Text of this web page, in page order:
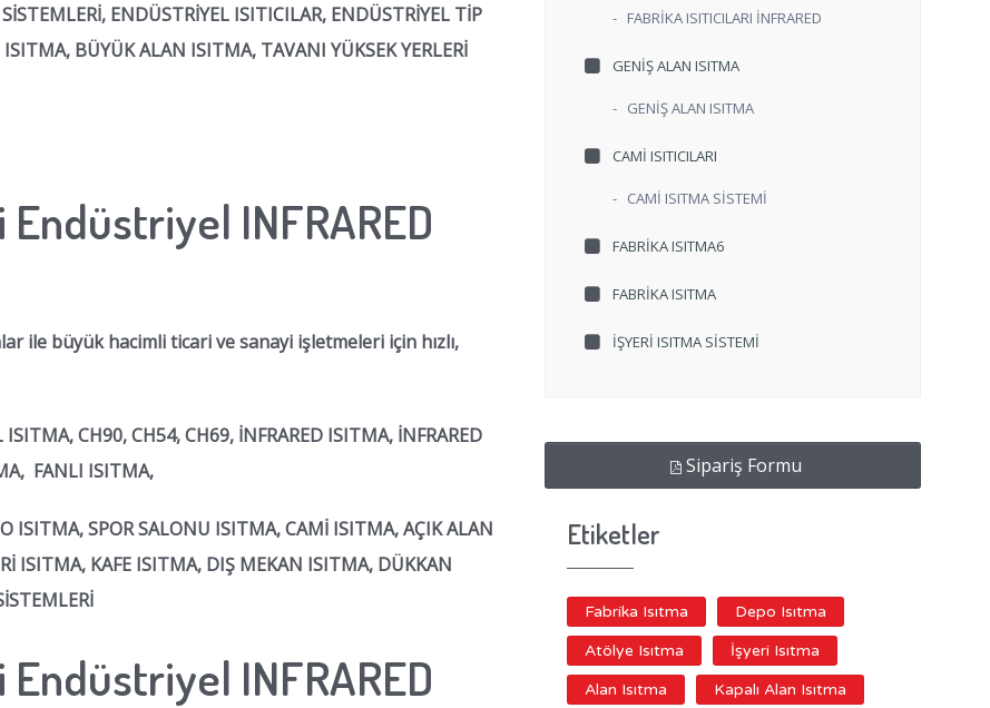
ENDÜSTRİYEL ISITICILAR, ENDÜSTRİYEL TİP
BÜYÜK ALAN ISITMA, TAVANI YÜKSEK YERLERİ
Endüstriyel INFRARED
ile büyük hacimli ticari ve sanayi işletmeleri için hızlı,
CH90, CH54, CH69, İNFRARED ISITMA, İNFRARED
FANLI ISITMA,
ISITMA, SPOR SALONU ISITMA, CAMİ ISITMA, AÇIK ALAN
ISITMA, KAFE ISITMA, DIŞ MEKAN ISITMA, DÜKKAN
Endüstriyel INFRARED
- FABRİKA ISITICILARI İNFRARED
GENİŞ ALAN ISITMA
- GENİŞ ALAN ISITMA
CAMI ISITICILARI
- CAMİ ISITMA SİSTEMİ
FABRIKA ISITMA6
FABRIKA ISITMA
İŞYERI ISITMA SISTEMI
Sipariş Formu
Etiketler
Fabrika Isıtma Depo Isıtma
Atölye Isıtma İşyeri Isıtma
Alan Isıtma Kapalı Alan Isıtma